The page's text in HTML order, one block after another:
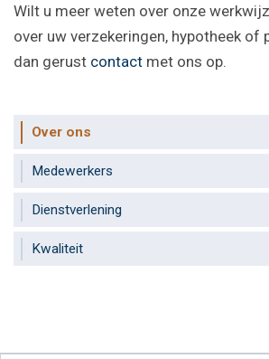
Wilt u meer weten over onze
over uw verzekeringen, hypotheek of
dan gerust contact met ons op.
Over ons
Medewerkers
Dienstverlening
Kwaliteit